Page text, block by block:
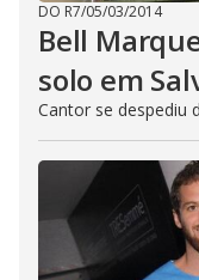
DO R7/05/03/2014
Bell
solo em
Cantor se despediu